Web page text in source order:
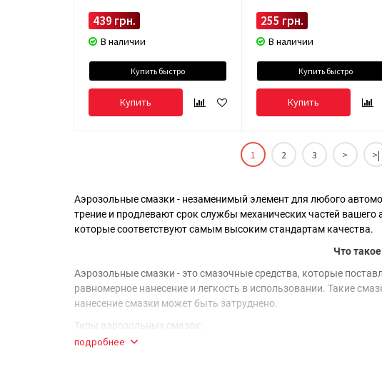
439 грн.
В наличии
Купить быстро
Купить
255 грн.
В наличии
Купить быстро
Купить
1 2 3 > >|
Аэрозольные смазки - незаменимый элемент для любого
трение и продлевают срок службы механических частей
которые соответствуют самым высоким стандартам качества.
Что
Аэрозольные смазки - это смазочные средства, которые
равномерное нанесение и легкость в использовании. Такие
нанесение смазки может быть затруднено.
Типы аэрозольных смазок:
Смазки для термической обработки
подробнее